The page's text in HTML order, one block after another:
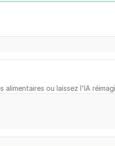
ou laissez l'IA